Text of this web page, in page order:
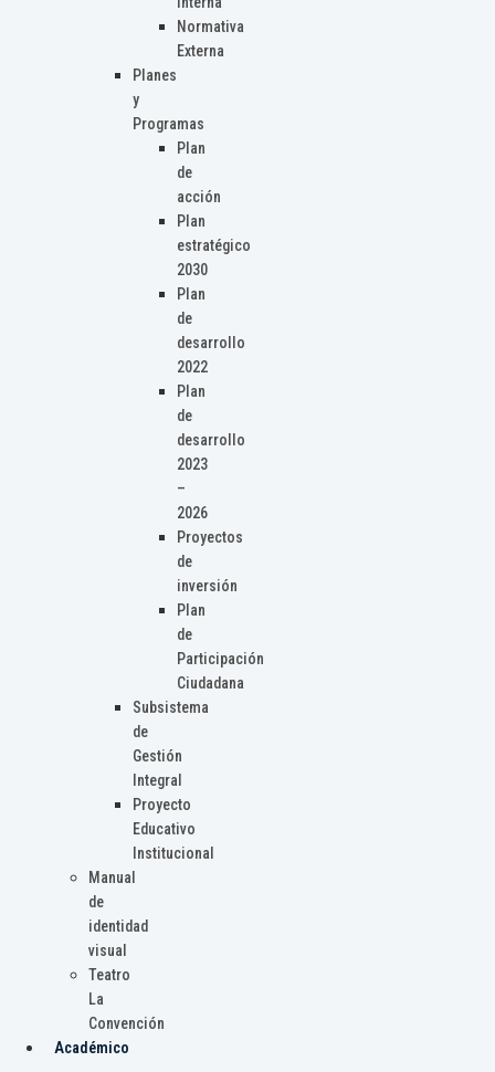
Normativa
Externa
Planes
y
Programas
Plan
de
acción
Plan
estratégico
2030
Plan
de
desarrollo
2022
Plan
de
desarrollo
2023
–
2026
Proyectos
de
inversión
Plan
de
Participación
Ciudadana
Subsistema
de
Gestión
Integral
Proyecto
Educativo
Institucional
Manual
de
identidad
visual
Teatro
La
Convención
Académico